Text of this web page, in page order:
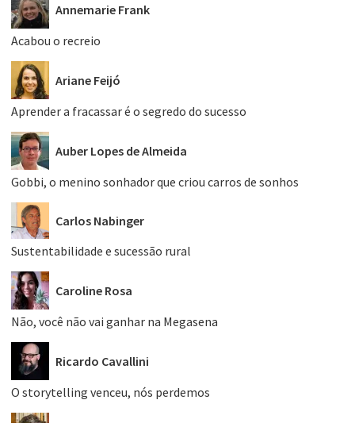
Annemarie Frank
Acabou o recreio
Ariane Feijó
Aprender a fracassar é o segredo do sucesso
Auber Lopes de Almeida
Gobbi, o menino sonhador que criou carros de sonhos
Carlos Nabinger
Sustentabilidade e sucessão rural
Caroline Rosa
Não, você não vai ganhar na Megasena
Ricardo Cavallini
O storytelling venceu, nós perdemos